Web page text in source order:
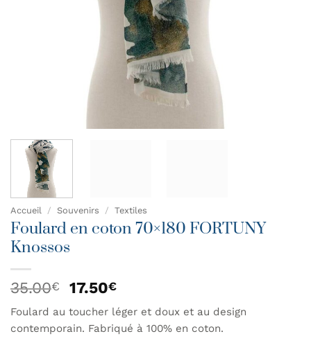
Accueil / Souvenirs / Textiles
Foulard en coton 70×180 FORTUNY
Knossos
35.00€
Le
initial
était :
17.50€Le
prix
actuel
est :
Foulard au toucher léger et doux et au design
contemporain. Fabriqué à 100% en coton.